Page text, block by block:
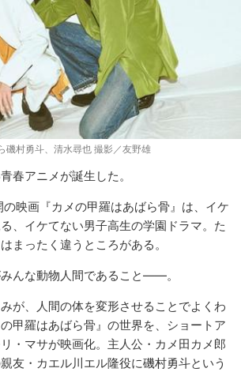
磯村勇斗、清水尋也 撮影／友野雄
春アニメが誕生した。
映画『カメの甲羅はあばら骨』は、イケ
、イケてない男子高生の学園ドラマ。た
まったく違うところがある。
んな動物人間であること――。
が、人間の体を変形させることでよくわ
甲羅はあばら骨』の世界を、ショートア
・マサが映画化。主人公・カメ田カメ郎
友・カエル川エル隆役に磯村勇斗という